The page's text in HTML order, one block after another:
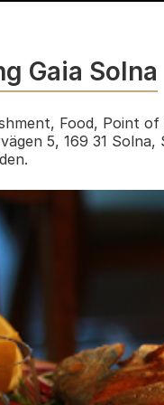
Gaia Solna
Food, Point
5, 169 31